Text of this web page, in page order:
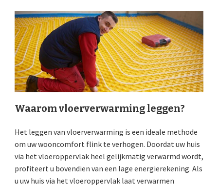
Waarom vloerverwarming leggen?
Het leggen van vloerverwarming is een ideale methode
om uw wooncomfort flink te verhogen. Doordat uw huis
via het vloeroppervlak heel gelijkmatig verwarmd wordt,
profiteert u bovendien van een lage energierekening. Als
u uw huis via het vloeroppervlak laat verwarmen